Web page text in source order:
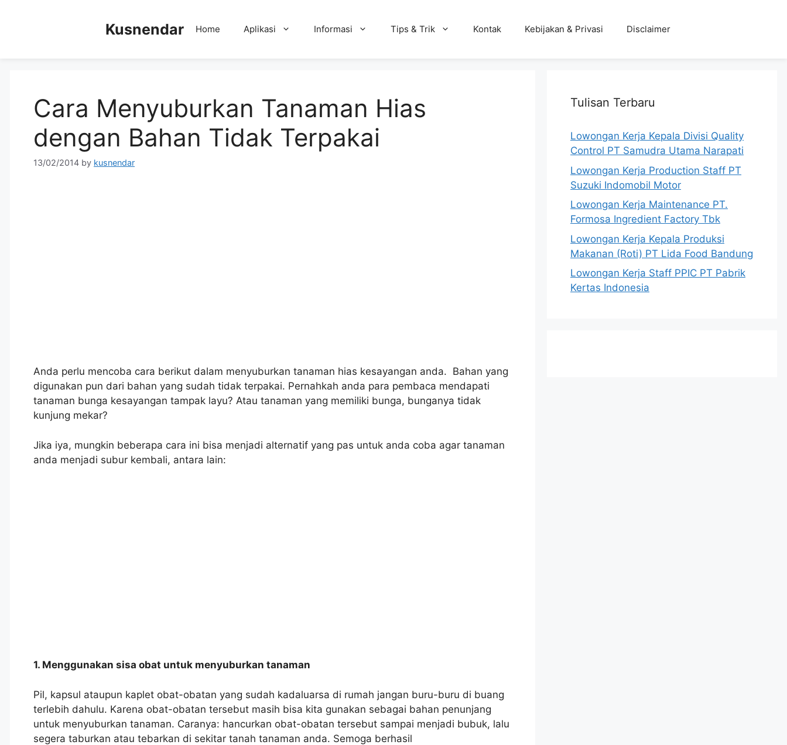
Kusnendar Home Aplikasi Informasi Tips & Trik Kontak Kebijakan & Privasi Disclaimer
Cara Menyuburkan Tanaman Hias
dengan Bahan Tidak Terpakai
13/02/2014 by kusnendar
Anda perlu mencoba cara berikut dalam menyuburkan tanaman hias kesayangan anda. Bahan yang
digunakan pun dari bahan yang sudah tidak terpakai. Pernahkah anda para pembaca mendapati
tanaman bunga kesayangan tampak layu? Atau tanaman yang memiliki bunga, bunganya tidak
kunjung mekar?
Jika iya, mungkin beberapa cara ini bisa menjadi alternatif yang pas untuk anda coba agar tanaman
anda menjadi subur kembali, antara lain:
1. Menggunakan sisa obat untuk menyuburkan tanaman
Pil, kapsul ataupun kaplet obat-obatan yang sudah kadaluarsa di rumah jangan buru-buru di buang
terlebih dahulu. Karena obat-obatan tersebut masih bisa kita gunakan sebagai bahan penunjang
untuk menyuburkan tanaman. Caranya: hancurkan obat-obatan tersebut sampai menjadi bubuk, lalu
segera taburkan atau tebarkan di sekitar tanah tanaman anda. Semoga berhasil
Tulisan Terbaru
Lowongan Kerja Kepala Divisi Quality
Control PT Samudra Utama Narapati
Lowongan Kerja Production Staff PT
Suzuki Indomobil Motor
Lowongan Kerja Maintenance PT.
Formosa Ingredient Factory Tbk
Lowongan Kerja Kepala Produksi
Makanan (Roti) PT Lida Food Bandung
Lowongan Kerja Staff PPIC PT Pabrik
Kertas Indonesia